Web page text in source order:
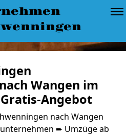
Wangen im
Angebot
nach Wangen
➨ Umzüge ab